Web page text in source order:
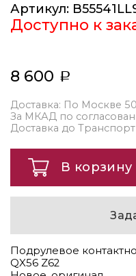
Артикул:
Доступно к
8 600
Доставка: По Москве
За МКАД по
Доставка до
В корзину
Подрулевое
QX56 Z62